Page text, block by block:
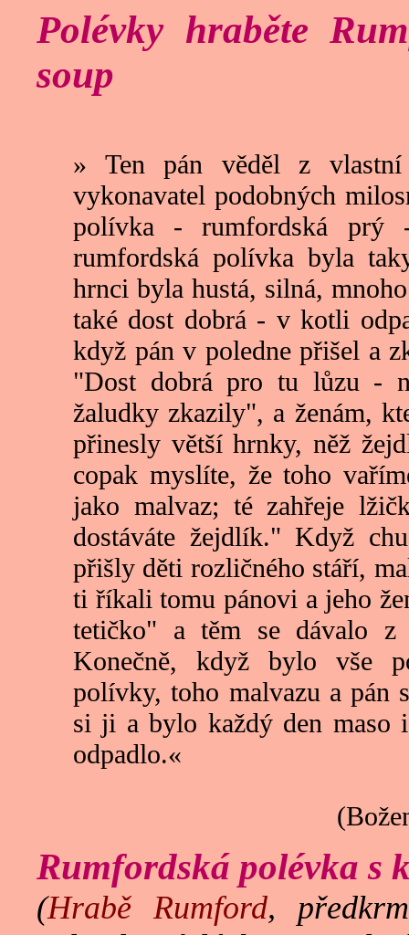
Polévky hraběte
soup
» Ten pán věděl z
vykonavatel podobných
polívka - rumfordská
rumfordská polívka byla
hrnci byla hustá, silná,
také dost dobrá - v kotli
když pán v poledne přišel a
"Dost dobrá pro tu lůzu -
žaludky zkazily", a ženám,
přinesly větší hrnky, něž
copak myslíte, že toho
jako malvaz; té zahřeje
dostáváte žejdlík." Když
přišly děti rozličného stáří,
ti říkali tomu pánovi a jeho
tetičko" a těm se dávalo
Konečně, když bylo vše
polívky, toho malvazu a pán
si ji a bylo každý den maso
odpadlo.«
Rumfordská polévka s
(Hrabě Rumford,